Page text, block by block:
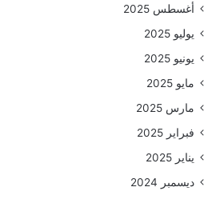
أغسطس 2025
يوليو 2025
يونيو 2025
مايو 2025
مارس 2025
فبراير 2025
يناير 2025
ديسمبر 2024